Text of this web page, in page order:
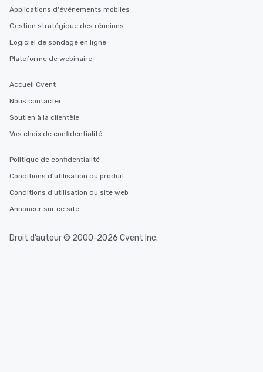
Applications d'événements mobiles
Gestion stratégique des réunions
Logiciel de sondage en ligne
Plateforme de webinaire
Accueil Cvent
Nous contacter
Soutien à la clientèle
Vos choix de confidentialité
Politique de confidentialité
Conditions d’utilisation du produit
Conditions d’utilisation du site web
Annoncer sur ce site
Droit d’auteur © 2000-2026 Cvent Inc.